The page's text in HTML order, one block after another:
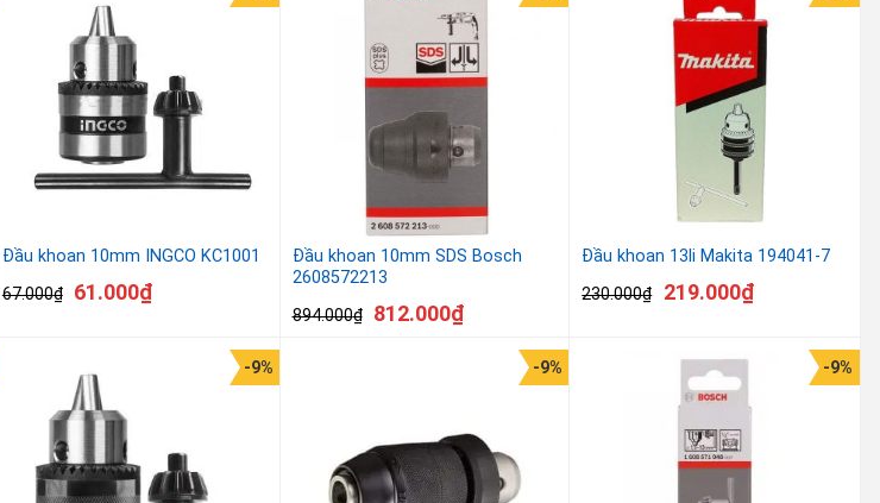
Đầu khoan 10mm INGCO KC1001
67.000₫ 61.000₫
Đầu khoan 10mm SDS Bosch
2608572213
894.000₫ 812.000₫
Đầu khoan 13li Makita 194041-7
230.000₫ 219.000₫
-9% -9% -9%